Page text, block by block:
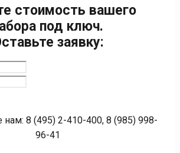
стоимость вашего
под ключ.
заявку:
нам: 8 (495) 2-410-400, 8 (985) 998-
96-41